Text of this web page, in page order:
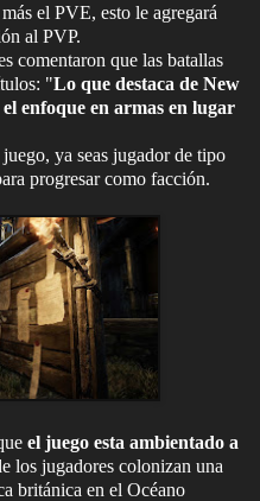
el PVE, esto le agregará
al PVP.
comentaron que las batallas
"Lo que destaca de New
enfoque en armas en lugar
ya seas jugador de tipo
progresar como facción.
el juego esta ambientado a
los jugadores colonizan una
británica en el Océano